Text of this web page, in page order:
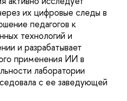
их цифровые следы в
педагогов к
технологий и
и разрабатывает
применения ИИ в
лаборатории
с ее заведующей